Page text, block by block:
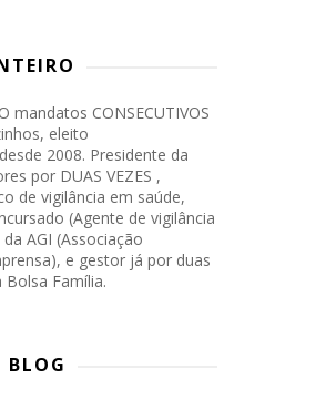
mandatos CONSECUTIVOS
eleito
2008. Presidente da
por DUAS VEZES ,
de vigilância em saúde,
(Agente de vigilância
AGI (Associação
e gestor já por duas
Família.
BLOG